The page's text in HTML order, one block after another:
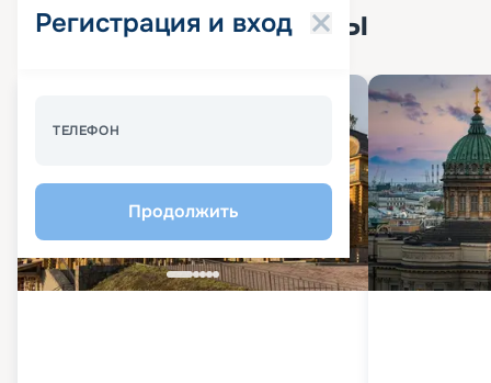
Регистрация и вход
ТЕЛЕФОН
Продолжить
Популярные круизы